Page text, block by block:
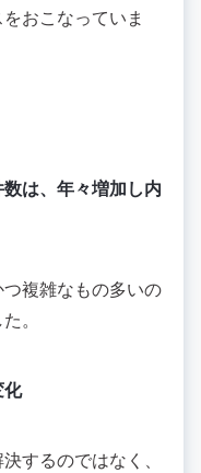
おこなっていま
は、年々増加し内
複雑なもの多いの
。
化
するのではなく、